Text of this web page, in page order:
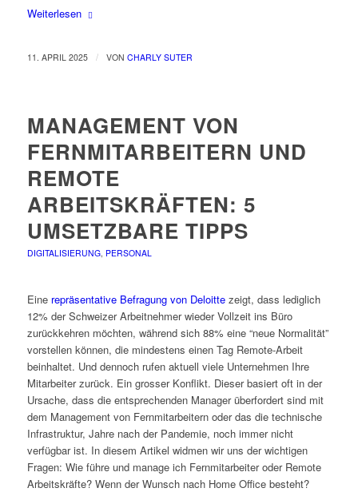
Weiterlesen
11. APRIL 2025 / VON CHARLY SUTER
MANAGEMENT VON
FERNMITARBEITERN UND
REMOTE
ARBEITSKRÄFTEN: 5
UMSETZBARE TIPPS
DIGITALISIERUNG, PERSONAL
Eine repräsentative Befragung von Deloittezeigt, dass lediglich
12% der Schweizer Arbeitnehmer wieder Vollzeit ins Büro
zurückkehren möchten, während sich 88% eine “neue Normalität”
vorstellen können, die mindestens einen Tag Remote-Arbeit
beinhaltet. Und dennoch rufen aktuell viele Unternehmen Ihre
Mitarbeiter zurück. Ein grosser Konflikt. Dieser basiert oft in der
Ursache, dass die entsprechenden Manager überfordert sind mit
dem Management von Fernmitarbeitern oder das die technische
Infrastruktur, Jahre nach der Pandemie, noch immer nicht
verfügbar ist. In diesem Artikel widmen wir uns der wichtigen
Fragen: Wie führe und manage ich Fernmitarbeiter oder Remote
Arbeitskräfte? Wenn der Wunsch nach Home Office besteht?